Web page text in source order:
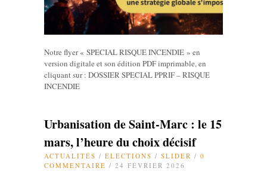
Notre flyer « SPECIAL RISQUE INCENDIE » en
version digitale et son édition PDF imprimable, en
cliquant sur : DOSSIER SPECIAL PPRIF – RISQUE
INCENDIE
Urbanisation de Saint-Marc : le 15
mars, l’heure du choix décisif
ACTUALITÉS / ELECTIONS / SLIDER / 0
COMMENTAIRE / 24 FÉVRIER 2026